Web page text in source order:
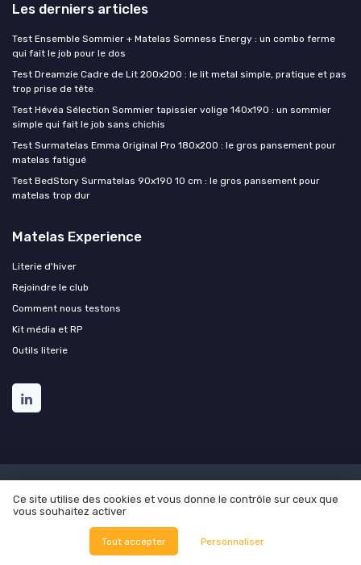
Les derniers articles
Test Ensemble Sommier + Matelas Somness Energy : un combo ferme
qui fait le job pour le dos
Test Dreamzie Cadre de Lit 200x200 : le lit metal simple, pratique et pas
trop prise de tête
Test Hévéa Sélection Sommier tapissier volige 140x190 : un sommier
simple qui fait le job sans chichis
Test Surmatelas Emma Original Pro 180x200 : le gros pansement pour
matelas fatigué
Test BedStory Surmatelas 90x190 10 cm : le gros pansement pour
matelas trop dur
Matelas Experience
Literie d'hiver
Rejoindre le club
Comment nous testons
Kit média et RP
Outils literie
Enquête 2025 sur les matelas
À propos
Méthodologie
© Matelas Experience 2026
Ce site utilise des cookies et vous donne le contrôle sur ceux que
vous souhaitez activer
Tout accepter Personnaliser